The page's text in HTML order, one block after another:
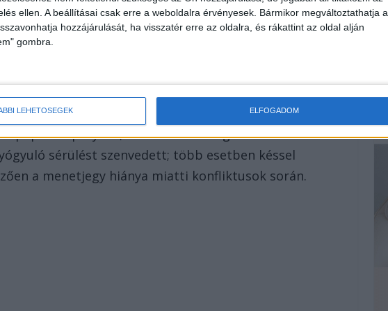
ellen. A beállításai csak erre a weboldalra érvényesek. Bármikor megváltoztathatja a
hozzájárulását, ha visszatér erre az oldalra, és rákattint az oldal alján
gombra.
LEHETŐSÉGEK ELFOGADOM
paprika spray-vel, Alsózsolcánál téglával dobták
sérülést szenvedett; több esetben késsel
a menetjegy hiánya miatti konfliktusok során.